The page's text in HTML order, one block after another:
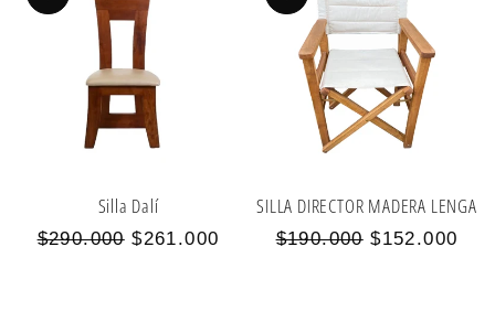
Silla Dalí
Precio
$290.000 Precio
$261.000
SILLA DIRECTOR MADERA LENGA
Precio
$190.000 Precio
$152.000